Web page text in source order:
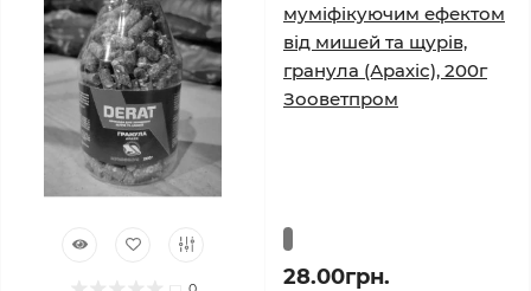
муміфікуючим ефектом
від мишей та щурів,
гранула (Арахіс), 200г
Зооветпром
28.00грн.